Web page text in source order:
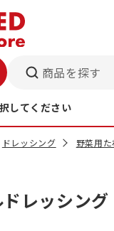
商品を探す
してください
ドレッシング 野菜用
レッシング